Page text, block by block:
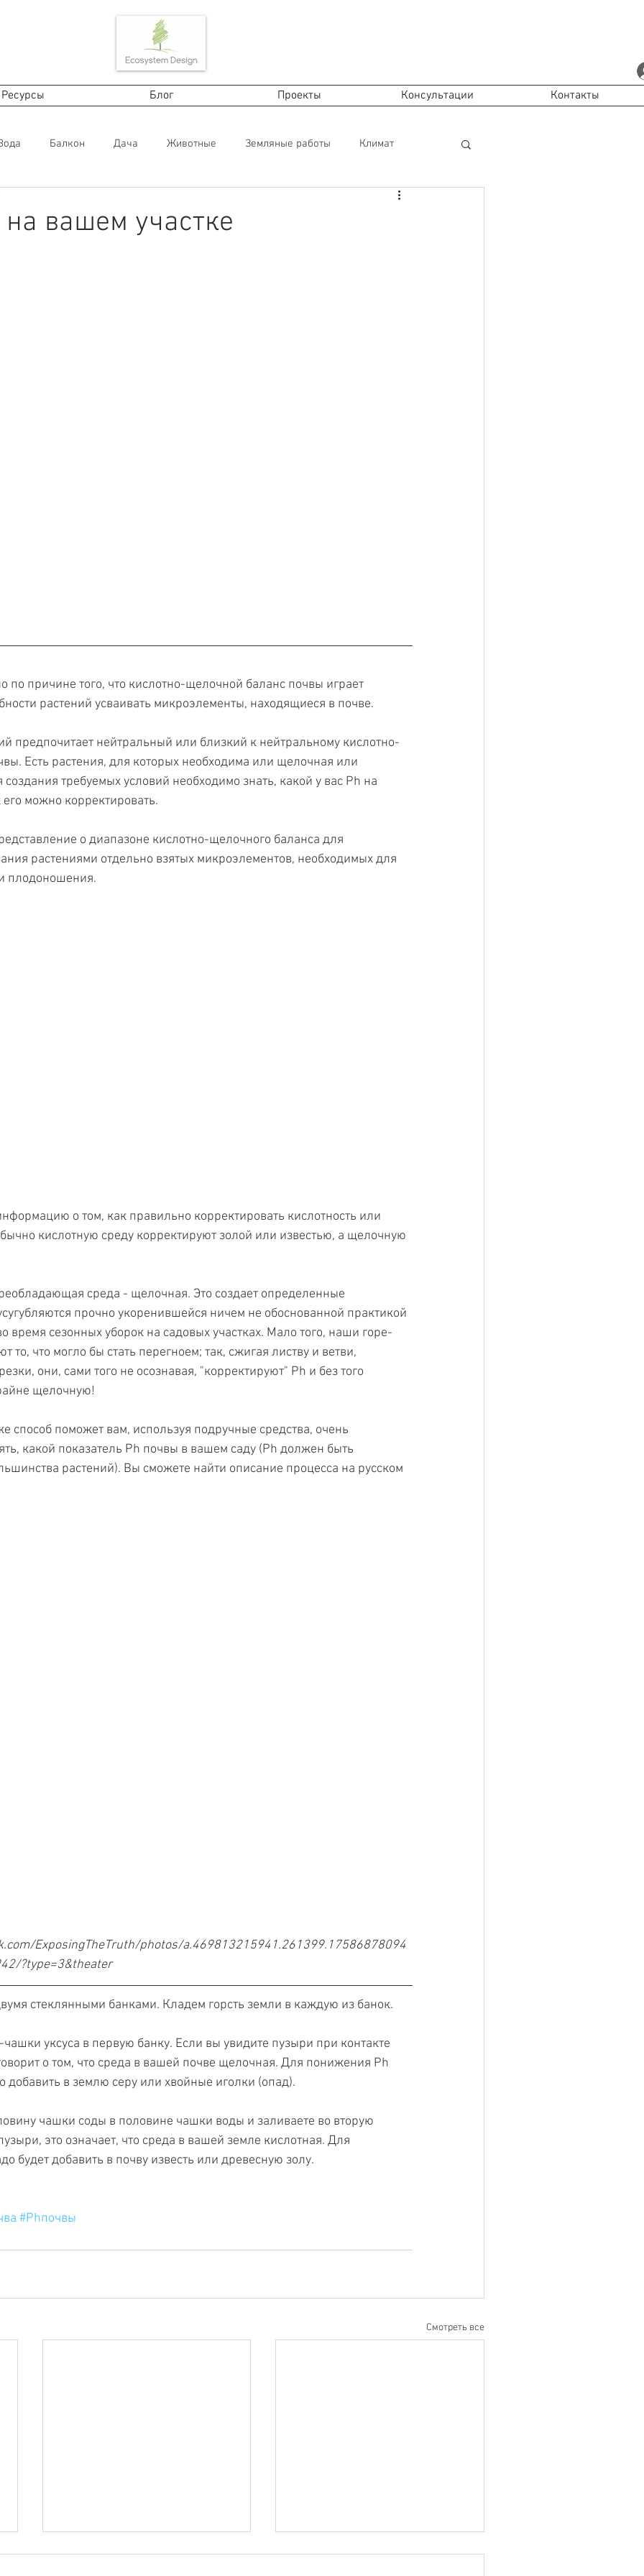
Ресурсы Блог Проекты Консультации Контакты
Балкон Дача Животные Земляные работы Климат
материал
вашем участке
по причине того, что кислотно-щелочной баланс почвы играет
растений усваивать микроэлементы, находящиеся в почве.
предпочитает нейтральный или близкий к нейтральному кислотно-
Есть растения, для которых необходима или щелочная или
требуемых условий необходимо знать, какой у вас Ph на
можно корректировать.
о диапазоне кислотно-щелочного баланса для
растениями отдельно взятых микроэлементов, необходимых для
плодоношения.
о том, как правильно корректировать кислотность или
кислотную среду корректируют золой или известью, а щелочную
среда - щелочная. Это создает определенные
прочно укоренившейся ничем не обоснованной практикой
время сезонных уборок на садовых участках. Мало того, наши горе-
то, что могло бы стать перегноем; так, сжигая листву и ветви,
они, сами того не осознавая, "корректируют" Ph и без того
щелочную!
способ поможет вам, используя подручные средства, очень
какой показатель Ph почвы в вашем саду (Ph должен быть
растений). Вы сможете найти описание процесса на русском
ExposingTheTruth/photos/a.469813215941.261399.17586878094
?type=3&theater
стеклянными банками. Кладем горсть земли в каждую из банок.
уксуса в первую банку. Если вы увидите пузыри при контакте
о том, что среда в вашей почве щелочная. Для понижения Ph
добавить в землю серу или хвойные иголки (опад).
чашки соды в половине чашки воды и заливаете во вторую
это означает, что среда в вашей земле кислотная. Для
будет добавить в почву известь или древесную золу.
#Phпочвы
Смотреть все